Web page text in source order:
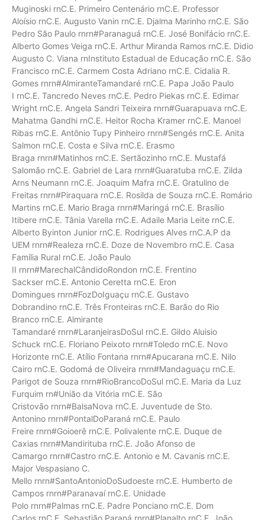
Muginoski rnC.E. Primeiro Centenário rnC.E. Professor
Aloísio rnC.E. Augusto Vanin rnC.E. Djalma Marinho rnC.E. São
Pedro São Paulo rnrn#Paranaguá rnC.E. José Bonifácio rnC.E.
Alberto Gomes Veiga rnC.E. Arthur Miranda Ramos rnC.E. Didio
Augusto C. Viana rnInstituto Estadual de Educação rnC.E. São
Francisco rnC.E. Carmem Costa Adriano rnC.E. Cidalia R.
Gomes rnrn#AlmiranteTamandaré rnC.E. Papa João Paulo
I rnC.E. Tancredo Neves rnC.E. Pedro Piekas rnC.E. Edimar
Wright rnC.E. Angela Sandri Teixeira rnrn#Guarapuava rnC.E.
Mahatma Gandhi rnC.E. Heitor Rocha Kramer rnC.E. Manoel
Ribas rnC.E. Antônio Tupy Pinheiro rnrn#Sengés rnC.E. Anita
Salmon rnC.E. Costa e Silva rnC.E. Erasmo
Braga rnrn#Matinhos rnC.E. Sertãozinho rnC.E. Mustafá
Salomão rnC.E. Gabriel de Lara rnrn#Guaratuba rnC.E. Zilda
Arns Neumann rnC.E. Joaquim Mafra rnC.E. Gratulino de
Freitas rnrn#Piraquara rnC.E. Rosilda de Souza rnC.E. Romário
Martins rnC.E. Mario Braga rnrn#Maringá rnC.E. Brasílio
Itibere rnC.E. Tânia Varella rnC.E. Adaile Maria Leite rnC.E.
Alberto Byinton Junior rnC.E. Rodrigues Alves rnC.A.P da
UEM rnrn#Realeza rnC.E. Doze de Novembro rnC.E. Casa
Família Rural rnC.E. João Paulo
II rnrn#MarechalCândidoRondon rnC.E. Frentino
Sackser rnC.E. Antonio Ceretta rnC.E. Eron
Domingues rnrn#FozDoIguaçu rnC.E. Gustavo
Dobrandino rnC.E. Três Fronteiras rnC.E. Barão do Rio
Branco rnC.E. Almirante
Tamandaré rnrn#LaranjeirasDoSul rnC.E. Gildo Aluisio
Schuck rnC.E. Floriano Peixoto rnrn#Toledo rnC.E. Novo
Horizonte rnC.E. Atílio Fontana rnrn#Apucarana rnC.E. Nilo
Cairo rnC.E. Godomá de Oliveira rnrn#Mandaguaçu rnC.E.
Parigot de Souza rnrn#RioBrancoDoSul rnC.E. Maria da Luz
Furquim rn#União da Vitória rnC.E. São
Cristovão rnrn#BalsaNova rnC.E. Juventude de Sto.
Antonino rnrn#PontalDoParaná rnC.E. Paulo
Freire rnrn#Goioerê rnC.E. Polivalente rnC.E. Duque de
Caxias rnrn#Mandirituba rnC.E. João Afonso de
Camargo rnrn#Castro rnC.E. Antonio e M. Cavanis rnC.E.
Major Vespasiano C.
Mello rnrn#SantoAntonioDoSudoeste rnC.E. Humberto de
Campos rnrn#Paranavaí rnC.E. Unidade
Polo rnrn#Palmas rnC.E. Padre Ponciano rnC.E. Dom